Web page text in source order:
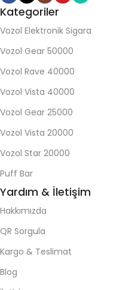
Kategoriler
Vozol Elektronik Sigara
Vozol Gear 50000
Vozol Rave 40000
Vozol Vista 40000
Vozol Gear 25000
Vozol Vista 20000
Vozol Star 20000
Puff Bar
Yardım & İletişim
Hakkımızda
QR Sorgula
Kargo & Teslimat
Blog